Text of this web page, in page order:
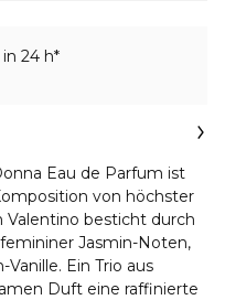
24 h*
Eau de Parfum ist
von höchster
Valentino besticht durch
Jasmin-Noten,
Ein Trio aus
Duft eine raffinierte